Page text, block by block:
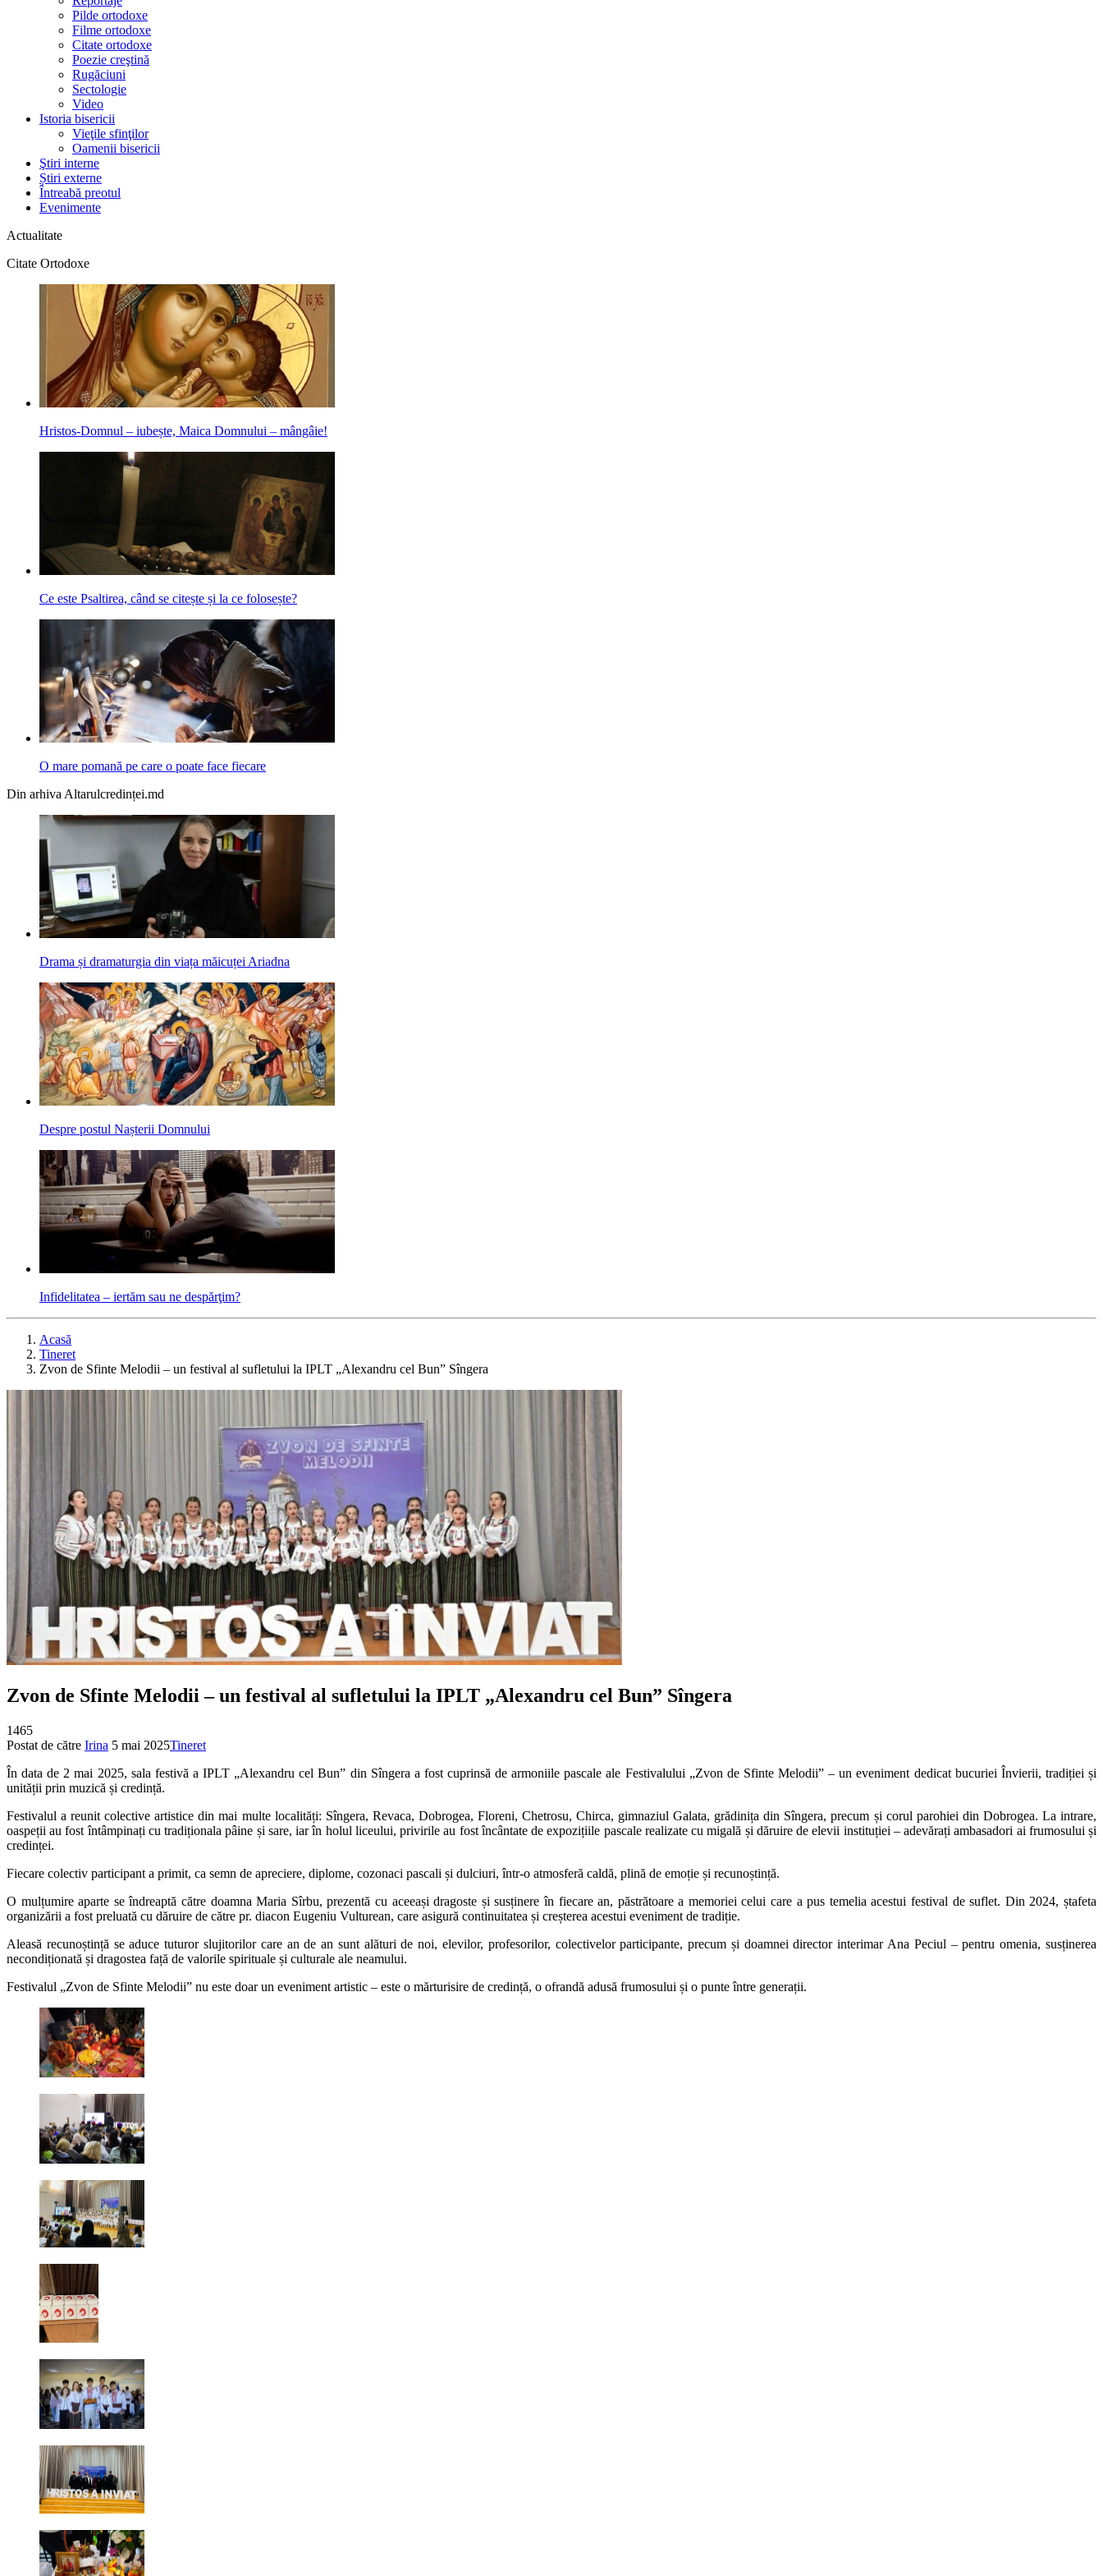
Pilde ortodoxe
Filme ortodoxe
Citate ortodoxe
Poezie creştină
Rugăciuni
Sectologie
Video
Istoria bisericii
Vieţile sfinţilor
Oamenii bisericii
Ştiri interne
Știri externe
Întreabă preotul
Evenimente
Actualitate
Citate Ortodoxe
Hristos-Domnul – iubește, Maica Domnului – mângâie!
Ce este Psaltirea, când se citește și la ce folosește?
O mare pomană pe care o poate face fiecare
Din arhiva Altarulcredinței.md
Drama și dramaturgia din viața măicuței Ariadna
Despre postul Nașterii Domnului
Infidelitatea – iertăm sau ne despărţim?
Acasă
Tineret
Zvon de Sfinte Melodii – un festival al sufletului la IPLT „Alexandru cel Bun” Sîngera
Zvon de Sfinte Melodii – un festival al sufletului la IPLT „Alexandru cel Bun” Sîngera
1465
Postat de către Irina 5 mai 2025Tineret
În data de 2 mai 2025, sala festivă a IPLT „Alexandru cel Bun” din Sîngera a fost cuprinsă de armoniile pascale ale Festivalului „Zvon de Sfinte Melodii” – un eveniment dedicat bucuriei Învierii, tradiției și
unității prin muzică și credință.
Festivalul a reunit colective artistice din mai multe localități: Sîngera, Revaca, Dobrogea, Floreni, Chetrosu, Chirca, gimnaziul Galata, grădinița din Sîngera, precum și corul parohiei din Dobrogea. La intrare,
oaspeții au fost întâmpinați cu tradiționala pâine și sare, iar în holul liceului, privirile au fost încântate de expozițiile pascale realizate cu migală și dăruire de elevii instituției – adevărați ambasadori ai frumosului și
credinței.
Fiecare colectiv participant a primit, ca semn de apreciere, diplome, cozonaci pascali și dulciuri, într-o atmosferă caldă, plină de emoție și recunoștință.
O mulțumire aparte se îndreaptă către doamna Maria Sîrbu, prezentă cu aceeași dragoste și susținere în fiecare an, păstrătoare a memoriei celui care a pus temelia acestui festival de suflet. Din 2024, ștafeta
organizării a fost preluată cu dăruire de către pr. diacon Eugeniu Vulturean, care asigură continuitatea și creșterea acestui eveniment de tradiție.
Aleasă recunoștință se aduce tuturor slujitorilor care an de an sunt alături de noi, elevilor, profesorilor, colectivelor participante, precum și doamnei director interimar Ana Peciul – pentru omenia, susținerea
necondiționată și dragostea față de valorile spirituale și culturale ale neamului.
Festivalul „Zvon de Sfinte Melodii” nu este doar un eveniment artistic – este o mărturisire de credință, o ofrandă adusă frumosului și o punte între generații.